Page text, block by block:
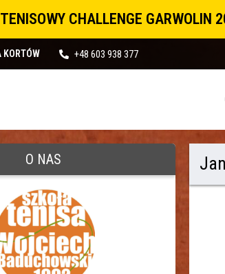
CHALLENGE GARWOLIN
KORTÓW +48 603 938 377
O NAS